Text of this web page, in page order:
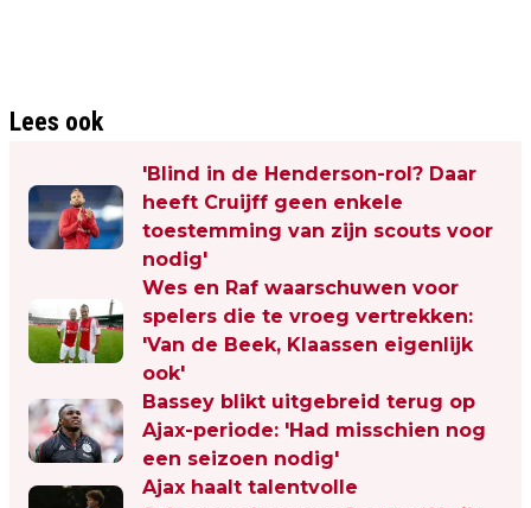
Lees ook
'Blind in de Henderson-rol? Daar
heeft Cruijff geen enkele
toestemming van zijn scouts voor
nodig'
Wes en Raf waarschuwen voor
spelers die te vroeg vertrekken:
'Van de Beek, Klaassen eigenlijk
ook'
Bassey blikt uitgebreid terug op
Ajax-periode: 'Had misschien nog
een seizoen nodig'
Ajax haalt talentvolle